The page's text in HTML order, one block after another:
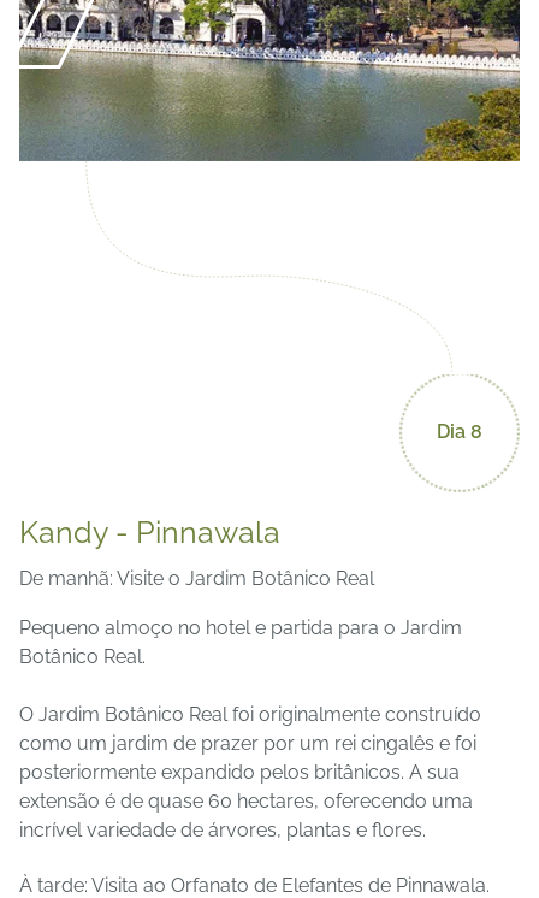
Dia 8
Kandy - Pinnawala
De manhã: Visite o Jardim Botânico Real
Pequeno almoço no hotel e partida para o Jardim
Botânico Real.
O Jardim Botânico Real foi originalmente construído
como um jardim de prazer por um rei cingalês e foi
posteriormente expandido pelos britânicos. A sua
extensão é de quase 60 hectares, oferecendo uma
incrível variedade de árvores, plantas e flores.
À tarde: Visita ao Orfanato de Elefantes de Pinnawala.